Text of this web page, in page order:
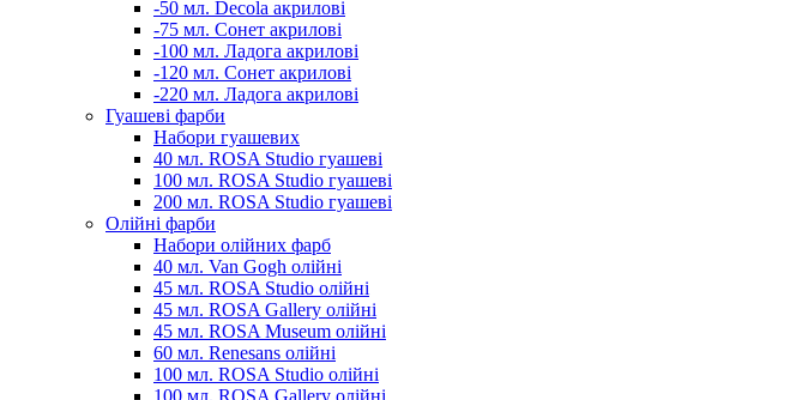
-50 мл. Decola акрилові
-75 мл. Сонет акрилові
-100 мл. Ладога акрилові
-120 мл. Сонет акрилові
-220 мл. Ладога акрилові
Гуашеві фарби
Набори гуашевих
40 мл. ROSA Studio гуашеві
100 мл. ROSA Studio гуашеві
200 мл. ROSA Studio гуашеві
Олійні фарби
Набори олійних фарб
40 мл. Van Gogh олійні
45 мл. ROSA Studio олійні
45 мл. ROSA Gallery олійні
45 мл. ROSA Museum олійні
60 мл. Renesans олійні
100 мл. ROSA Studio олійні
100 мл. ROSA Gallery олійні